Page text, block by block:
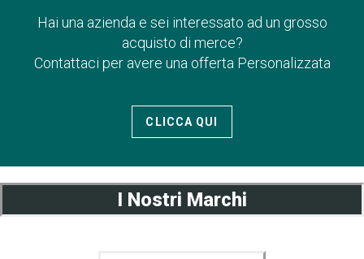
Hai una azienda e sei interessato ad un grosso
acquisto di merce?
Contattaci per avere una offerta Personalizzata
CLICCA QUI
I Nostri Marchi